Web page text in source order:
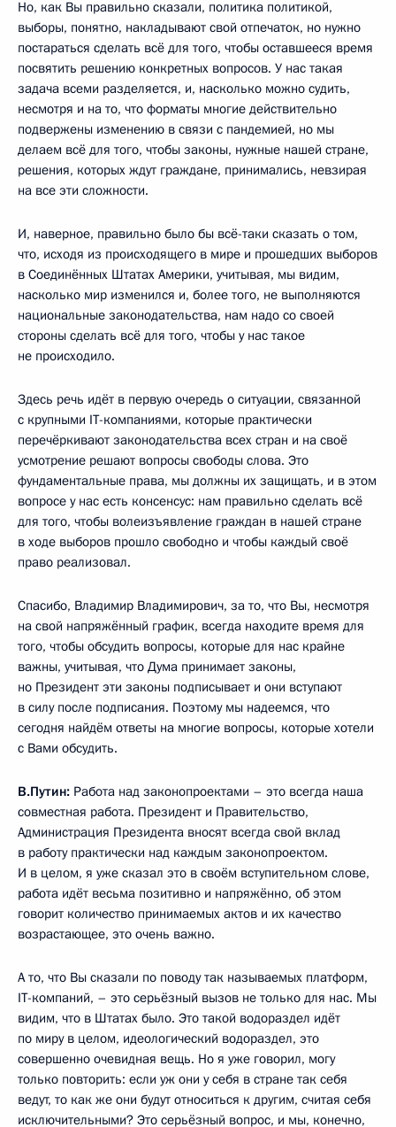
Но, как Вы правильно сказали, политика политикой,
выборы, понятно, накладывают свой отпечаток, но нужно
постараться сделать всё для того, чтобы оставшееся время
посвятить решению конкретных вопросов. У нас такая
задача всеми разделяется, и, насколько можно судить,
несмотря и на то, что форматы многие действительно
подвержены изменению в связи с пандемией, но мы
делаем всё для того, чтобы законы, нужные нашей стране,
решения, которых ждут граждане, принимались, невзирая
на все эти сложности.
И, наверное, правильно было бы всё-таки сказать о том,
что, исходя из происходящего в мире и прошедших выборов
в Соединённых Штатах Америки, учитывая, мы видим,
насколько мир изменился и, более того, не выполняются
национальные законодательства, нам надо со своей
стороны сделать всё для того, чтобы у нас такое
не происходило.
Здесь речь идёт в первую очередь о ситуации, связанной
с крупными IT-компаниями, которые практически
перечёркивают законодательства всех стран и на своё
усмотрение решают вопросы свободы слова. Это
фундаментальные права, мы должны их защищать, и в этом
вопросе у нас есть консенсус: нам правильно сделать всё
для того, чтобы волеизъявление граждан в нашей стране
в ходе выборов прошло свободно и чтобы каждый своё
право реализовал.
Спасибо, Владимир Владимирович, за то, что Вы, несмотря
на свой напряжённый график, всегда находите время для
того, чтобы обсудить вопросы, которые для нас крайне
важны, учитывая, что Дума принимает законы,
но Президент эти законы подписывает и они вступают
в силу после подписания. Поэтому мы надеемся, что
сегодня найдём ответы на многие вопросы, которые хотели
с Вами обсудить.
В.Путин: Работа над законопроектами – это всегда наша
совместная работа. Президент и Правительство,
Администрация Президента вносят всегда свой вклад
в работу практически над каждым законопроектом.
И в целом, я уже сказал это в своём вступительном слове,
работа идёт весьма позитивно и напряжённо, об этом
говорит количество принимаемых актов и их качество
возрастающее, это очень важно.
А то, что Вы сказали по поводу так называемых платформ,
IT-компаний, – это серьёзный вызов не только для нас. Мы
видим, что в Штатах было. Это такой водораздел идёт
по миру в целом, идеологический водораздел, это
совершенно очевидная вещь. Но я уже говорил, могу
только повторить: если уж они у себя в стране так себя
ведут, то как же они будут относиться к другим, считая себя
исключительными? Это серьёзный вопрос, и мы, конечно,